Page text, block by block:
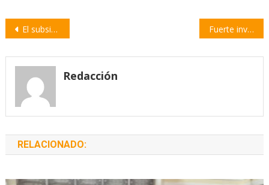
Navegación
entradas
El subsidio de la segmentación energética se puede solicitar hasta el 31 de julio Fuerte inversión en el Aeropuerto de Rosario para ampliar las salas de arribo y embarque
Redacción
RELACIONADO: